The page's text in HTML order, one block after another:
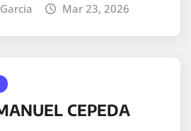
Mar 23, 2026
CEPEDA